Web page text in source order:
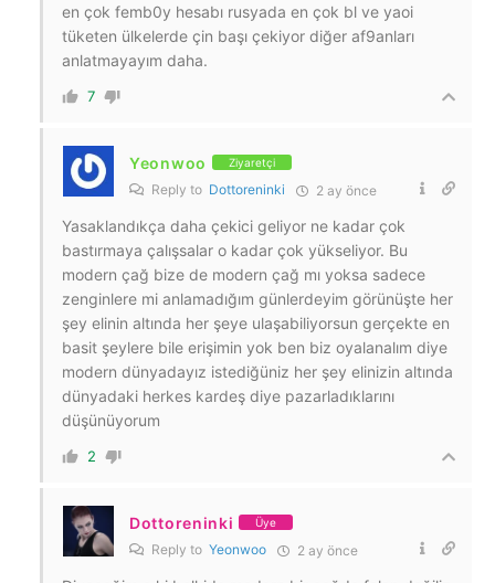
en çok femb0y hesabı rusyada en çok bl ve yaoi
tüketen ülkelerde çin başı çekiyor diğer af9anları
anlatmayayım daha.
7
Yeonwoo Ziyaretçi
Reply to Dottoreninki 2 ay önce
Yasaklandıkça daha çekici geliyor ne kadar çok
bastırmaya çalışsalar o kadar çok yükseliyor. Bu
modern çağ bize de modern çağ mı yoksa sadece
zenginlere mi anlamadığım günlerdeyim görünüşte her
şey elinin altında her şeye ulaşabiliyorsun gerçekte en
basit şeylere bile erişimin yok ben biz oyalanalım diye
modern dünyadayız istediğüniz her şey elinizin altında
dünyadaki herkes kardeş diye pazarladıklarını
düşünüyorum
2
Dottoreninki Üye
Reply to Yeonwoo 2 ay önce